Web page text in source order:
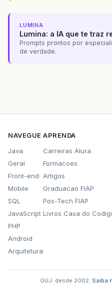
LUMINA
Lumina: a IA que te traz
Prompts prontos por
de verdade.
NAVEGUE
Java
Geral
Front-end
Mobile
SQL
JavaScript
PHP
Android
Arquitetura
APRENDA
Carreiras Alura
Formacoes
Artigos
Graduacao FIAP
Pos-Tech FIAP
Livros Casa do
GUJ: desde 2002. Saiba